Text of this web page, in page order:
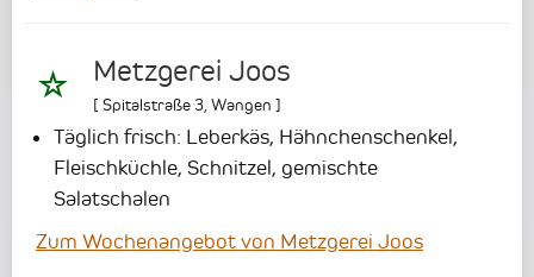
Metzgerei Joos
[ Spitalstraße 3,Wangen ]
Täglich frisch: Leberkäs, Hähnchenschenkel,
Fleischküchle, Schnitzel, gemischte
Salatschalen
Zum Wochenangebot von Metzgerei Joos